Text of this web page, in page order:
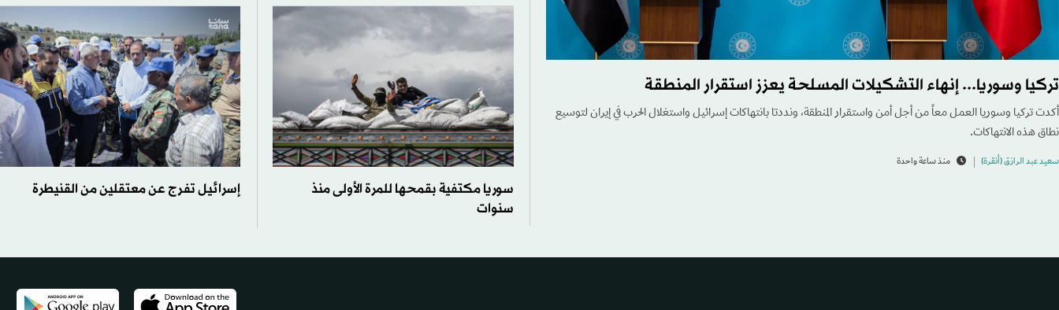
تركيا وسوريا... إنهاء التشكيلات المسلحة يعزز استقرار المنطقة
أكدت تركيا وسوريا العمل معاً من أجل أمن واستقرار المنطقة، ونددتا بانتهاكات إسرائيل واستغلال الحرب في إيران لتوسيع
نطاق هذه الانتهاكات.
سعيد عبد الرازق (أنقرة) منذ ساعة واحدة
سوريا مكتفية بقمحها للمرة الأولى منذ
سنوات
إسرائيل تفرج عن معتقلين من القنيطرة